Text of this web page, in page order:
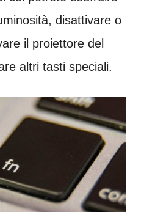
disattivare o
il proiettore del
altri tasti speciali.